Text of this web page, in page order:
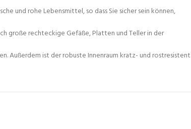
und rohe Lebensmittel, so dass Sie sicher sein können,
große rechteckige Gefäße, Platten und Teller in der
Außerdem ist der robuste Innenraum kratz- und rostresistent